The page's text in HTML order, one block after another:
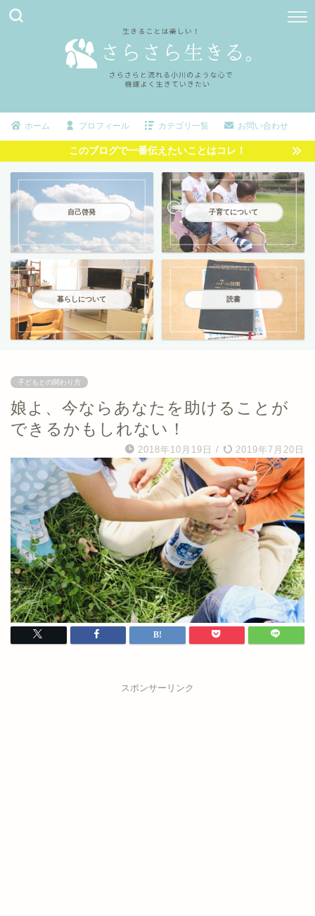
ホーム プロフィール カテゴリ一覧 お問い合わせ
このブログで一番伝えたいことはコレ！
自己啓発 子育てについて
暮らしについて 読書
子どもとの関わり方
娘よ、今ならあなたを助けることが
できるかもしれない！
2018年10月19日 / 2019年7月20日
スポンサーリンク